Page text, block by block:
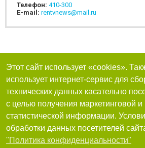
Телефон: 410-300
E-mail: rentvnews@mail.ru
Этот сайт использует «cookies».
использует интернет-сервис для
технических данных касательно
с целью получения маркетинговой и
статистической информации.
обработки данных посетителей
"Политика конфиденциальности"